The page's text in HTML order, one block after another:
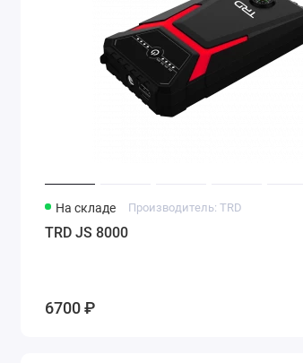
На складе Производитель: TRD
TRD JS 8000
6700 ₽